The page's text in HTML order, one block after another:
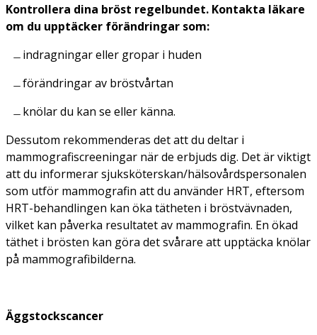
Kontrollera dina bröst regelbundet. Kontakta läkare
om du upptäcker förändringar som:
indragningar eller gropar i huden
förändringar av bröstvårtan
knölar du kan se eller känna.
Dessutom rekommenderas det att du deltar i
mammografiscreeningar när de erbjuds dig. Det är viktigt
att du informerar sjuksköterskan/hälsovårdspersonalen
som utför mammografin att du använder HRT, eftersom
HRT-behandlingen kan öka tätheten i bröstvävnaden,
vilket kan påverka resultatet av mammografin. En ökad
täthet i brösten kan göra det svårare att upptäcka knölar
på mammografibilderna.
Äggstockscancer